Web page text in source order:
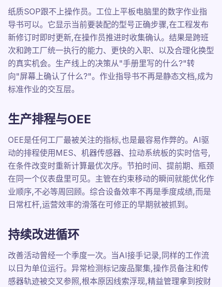
纸质SOP跟不上操作员。工位上平板电脑里的数字作业指
导书可以。它显示当前要装配的型号正确步骤,在工程发布
新修订时即时更新,在操作员推进时收集确认。结果是跨班
次和跨工厂统一执行的能力、更快的入职、以及合理化换型
的真实机会。生产线上的决策从"手册里写的什么?"转
向"屏幕上确认了什么?"。作业指导书不再是静态文档,成为
标准作业的交互层。
生产排程与OEE
OEE是任何工厂最被关注的指标,也是最容易作弊的。AI驱
动的排程使用MES、机器传感器、拉动系统板的实时信号,
在条件改变时重新计算最优次序。节拍时间、提前期、瓶颈
在同一个仪表盘里可见。主管在约束移动的瞬间就能优化作
业顺序,不必等周回顾。综合设备效率不再是季度成绩,而是
日常杠杆,运营效率的滑落在可修正的早期就被抓到。
持续改进循环
改善活动曾经一个季度一次。当AI接手记录,同样的工作流
以日为单位运行。异常检测标记废品聚集,操作员备注和传
感器轨迹被交叉参照,根本原因线索浮现,精益管理拿到按财